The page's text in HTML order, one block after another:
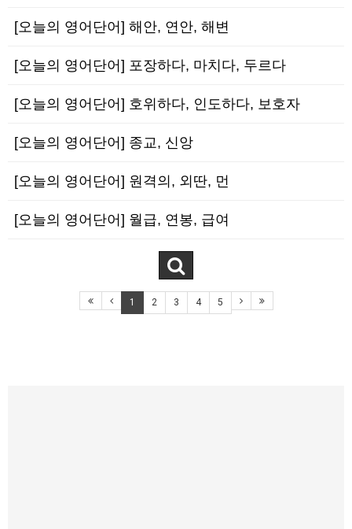
[오늘의 영어단어] 해안, 연안, 해변
[오늘의 영어단어] 포장하다, 마치다, 두르다
[오늘의 영어단어] 호위하다, 인도하다, 보호자
[오늘의 영어단어] 종교, 신앙
[오늘의 영어단어] 원격의, 외딴, 먼
[오늘의 영어단어] 월급, 연봉, 급여
1 2 3 4 5